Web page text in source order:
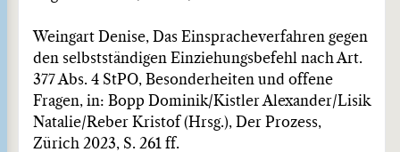
Weingart Denise, Das Einspracheverfahren gegen
den selbstständigen Einziehungsbefehl nach Art.
377 Abs. 4 StPO, Besonderheiten und offene
Fragen, in: Bopp Dominik/Kistler Alexander/Lisik
Natalie/Reber Kristof (Hrsg.), Der Prozess,
Zürich 2023, S. 261 ff.